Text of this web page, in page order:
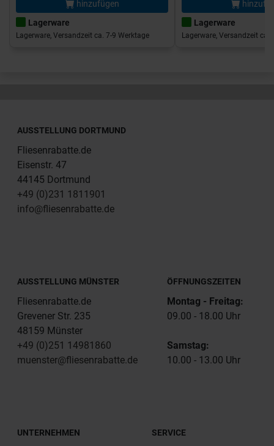
hinzufügen
Lagerware
Lagerware, Versandzeit ca. 7-9 Werktage
Lagerware
Lagerware, Versandzeit ca.
AUSSTELLUNG DORTMUND
Fliesenrabatte.de
Eisenstr. 47
44145 Dortmund
+49 (0)231 1811901
info@fliesenrabatte.de
AUSSTELLUNG MÜNSTER
Fliesenrabatte.de
Grevener Str. 235
48159 Münster
+49 (0)251 14981860
muenster@fliesenrabatte.de
ÖFFNUNGSZEITEN
Montag - Freitag:
09.00 - 18.00 Uhr
Samstag:
10.00 - 13.00 Uhr
UNTERNEHMEN SERVICE